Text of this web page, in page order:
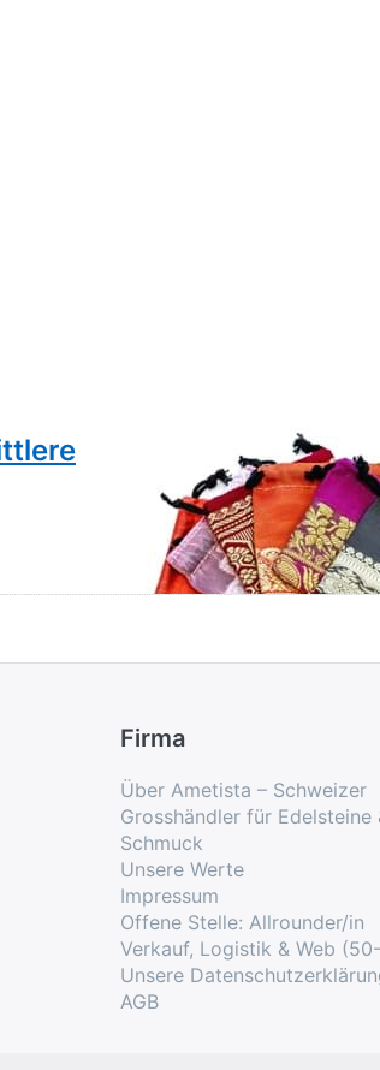
Schmucktäschli
25 Täschli
Firma
Über Ametista – Schweizer
Grosshändler für Edelsteine
Schmuck
Unsere Werte
Impressum
Offene Stelle: Allrounder/in
Verkauf, Logistik & Web
Unsere
AGB